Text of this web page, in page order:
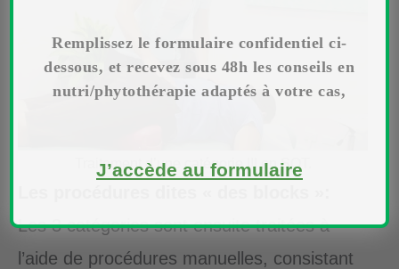
Traitement d’une catégorie III en SOT.
Les 3 catégories sont ensuite traitées à
l’aide de procédures manuelles, consistant
Remplissez le formulaire confidentiel ci-
dessous, et recevez sous 48h les conseils en
nutri/phytothérapie adaptés à votre cas,
J’accède au formulaire